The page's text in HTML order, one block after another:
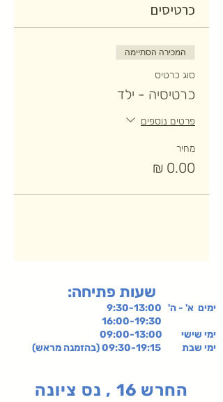
כרטיסים
המכירה הסתיימה
סוג כרטיס
כרטיסיה - ילד
פרטים נוספים
מחיר
:שעות פתיחה
ימים א' - ה' 9:30-13:00
ימי שישי 09:00-13:00
ימי שבת 09:30-19:15 (בהזמנה מראש)
החרש 16 , נס ציונה